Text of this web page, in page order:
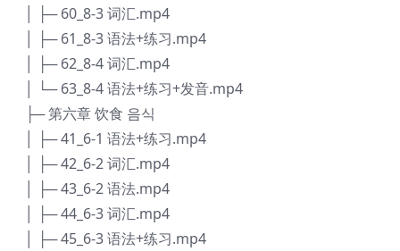
│ ├─ 60_8-3 词汇.mp4
│ ├─ 61_8-3 语法+练习.mp4
│ ├─ 62_8-4 词汇.mp4
│ └─ 63_8-4 语法+练习+发音.mp4
├─ 第六章 饮食 음식
│ ├─ 41_6-1 语法+练习.mp4
│ ├─ 42_6-2 词汇.mp4
│ ├─ 43_6-2 语法.mp4
│ ├─ 44_6-3 词汇.mp4
│ ├─ 45_6-3 语法+练习.mp4